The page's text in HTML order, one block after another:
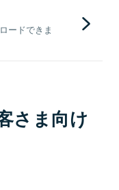
ードできま
さま向け